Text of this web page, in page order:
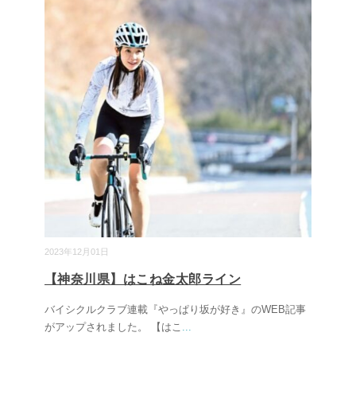
2023年12月01日
【神奈川県】はこね金太郎ライン
バイシクルクラブ連載『やっぱり坂が好き』のWEB記事
がアップされました。 【はこ ...